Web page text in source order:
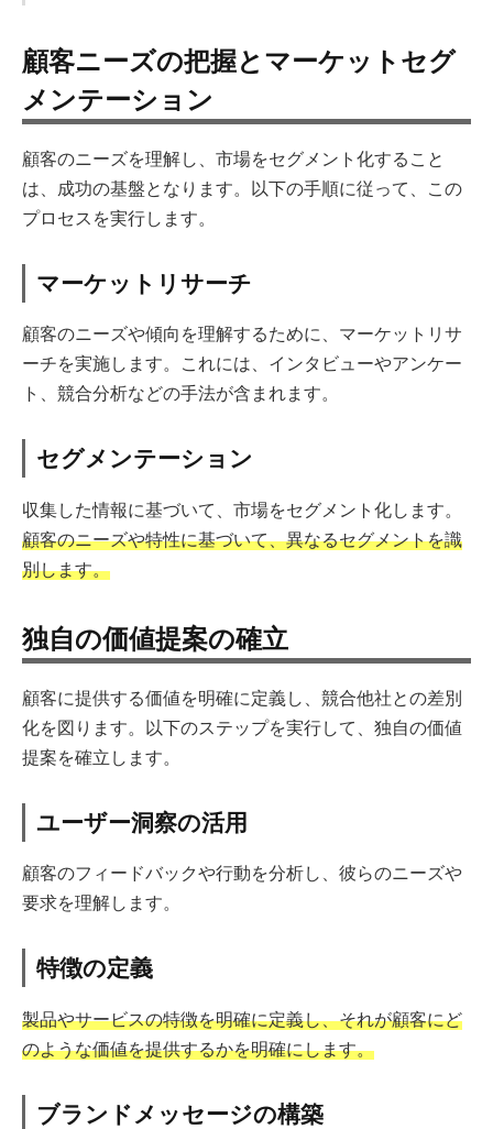
顧客ニーズの把握とマーケットセグ
メンテーション
顧客のニーズを理解し、市場をセグメント化すること
は、成功の基盤となります。以下の手順に従って、この
プロセスを実行します。
マーケットリサーチ
顧客のニーズや傾向を理解するために、マーケットリサ
ーチを実施します。これには、インタビューやアンケー
ト、競合分析などの手法が含まれます。
セグメンテーション
収集した情報に基づいて、市場をセグメント化します。
顧客のニーズや特性に基づいて、異なるセグメントを識
別します。
独自の価値提案の確立
顧客に提供する価値を明確に定義し、競合他社との差別
化を図ります。以下のステップを実行して、独自の価値
提案を確立します。
ユーザー洞察の活用
顧客のフィードバックや行動を分析し、彼らのニーズや
要求を理解します。
特徴の定義
製品やサービスの特徴を明確に定義し、それが顧客にど
のような価値を提供するかを明確にします。
ブランドメッセージの構築